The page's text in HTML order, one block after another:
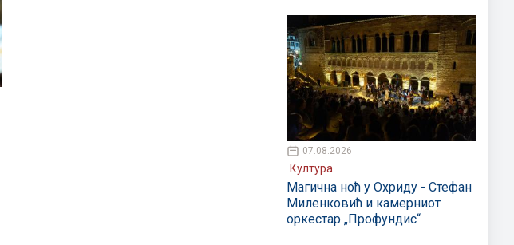
07.08.2026
Култура
Магична ноћ у Охриду - Стефан
Миленковић и камерниот
оркестар „Профундис“